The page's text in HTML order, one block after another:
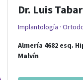
Dr. Luis
Implantología ·
Almería 4682 esq.
Malvín